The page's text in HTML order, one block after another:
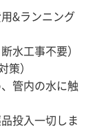
&ランニング
水工事不要）
）
管内の水に触
投入一切しま